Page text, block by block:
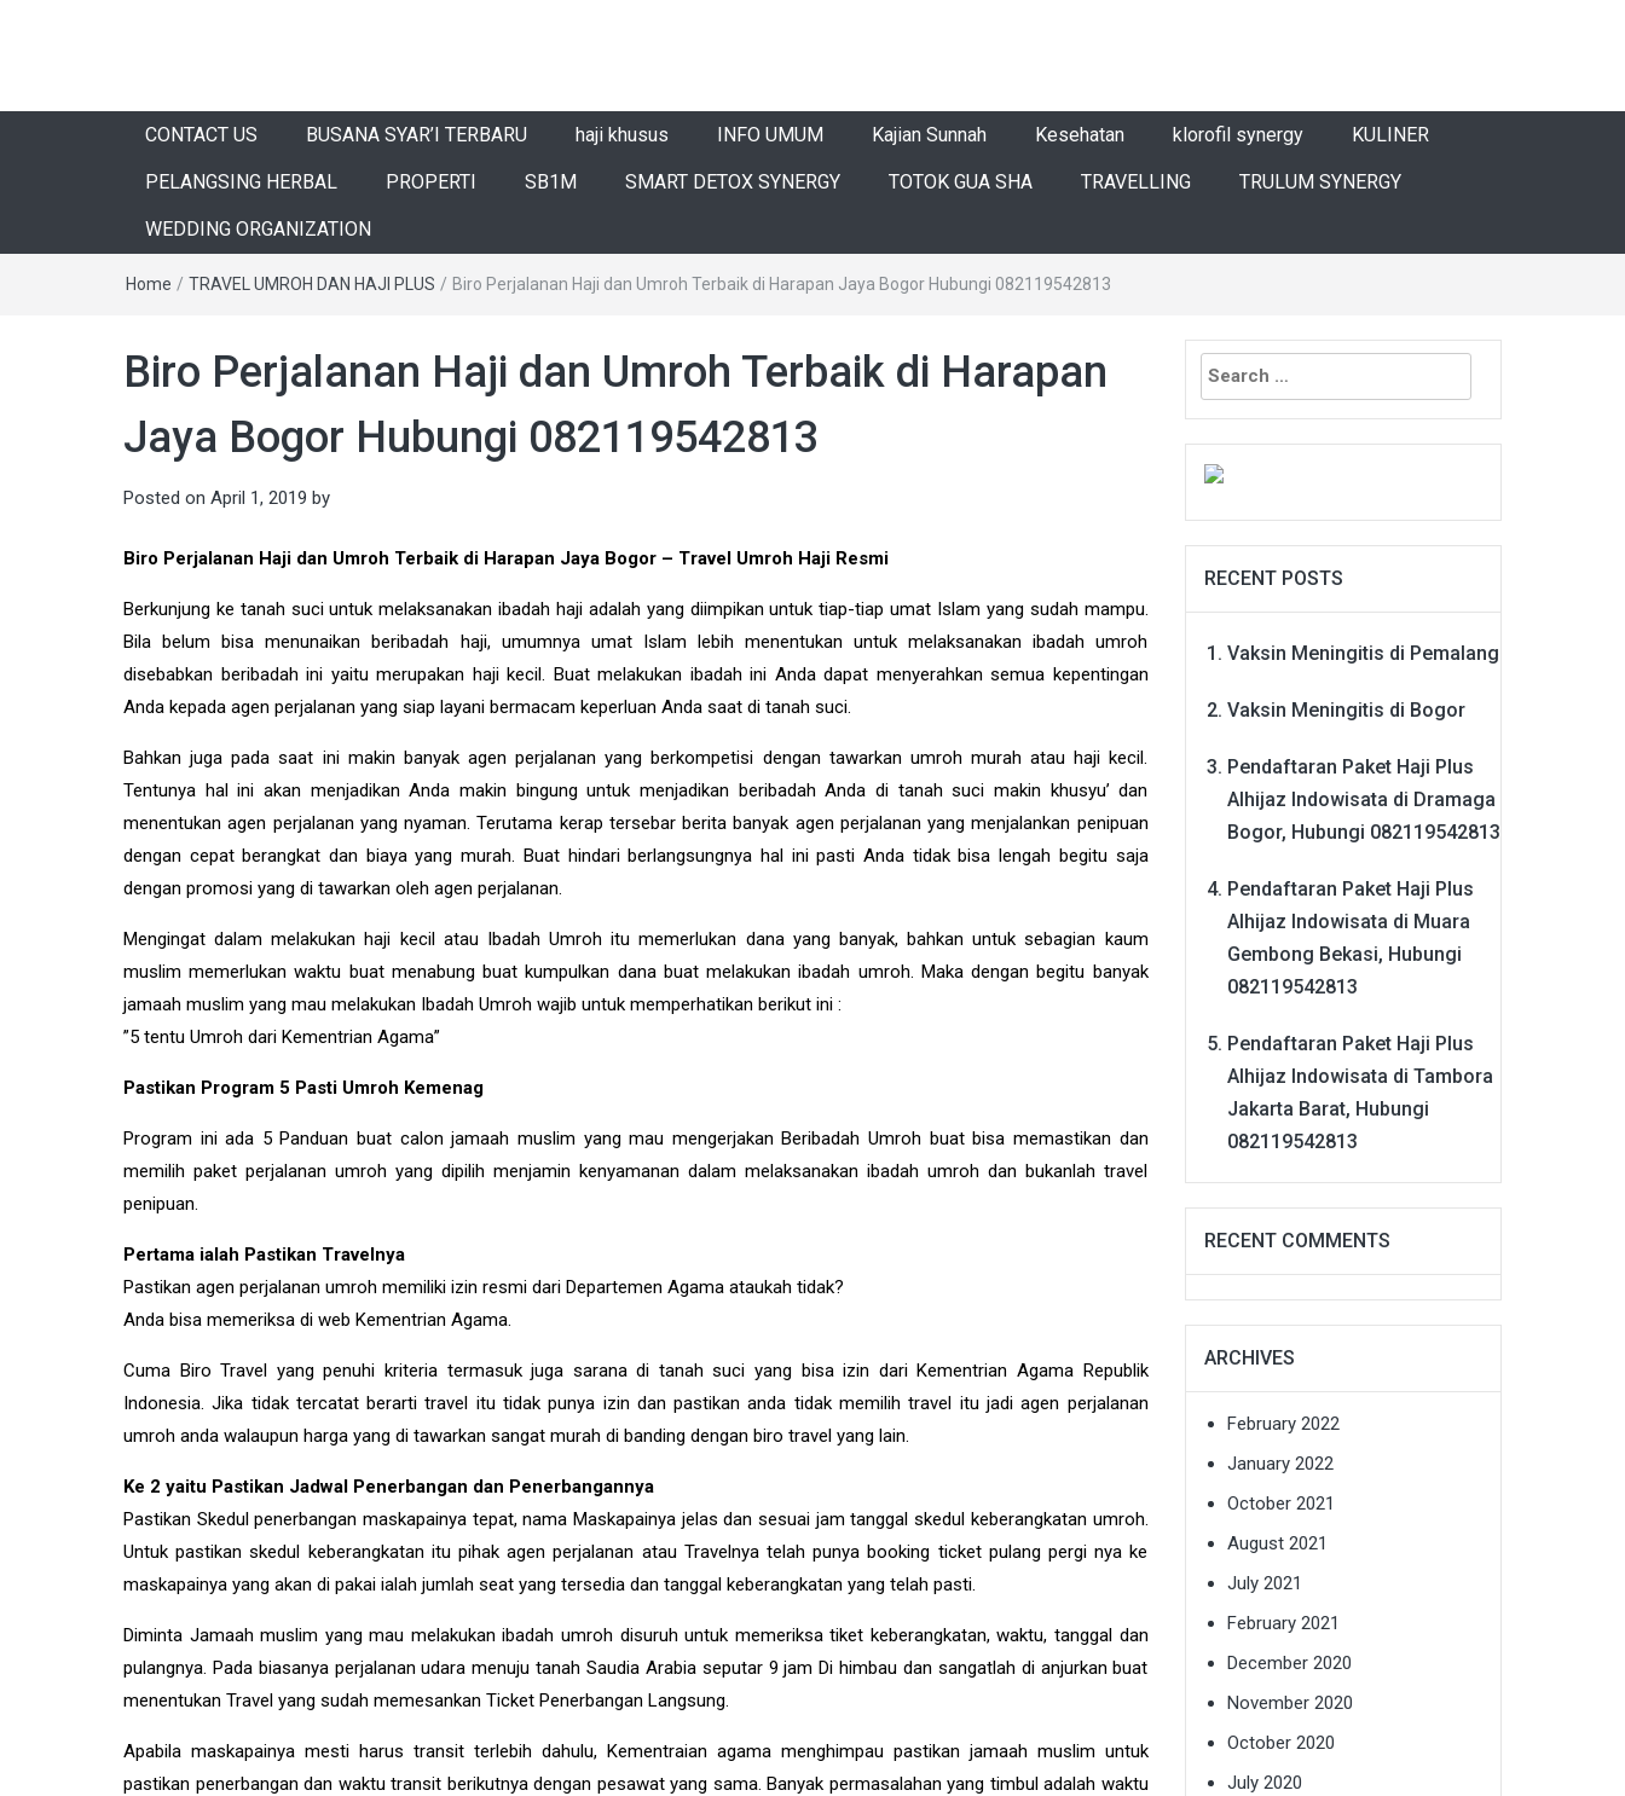
CONTACT US BUSANA SYAR’I TERBARU haji khusus INFO UMUM Kajian Sunnah Kesehatan klorofil synergy KULINER
PELANGSING HERBAL PROPERTI SB1M SMART DETOX SYNERGY TOTOK GUA SHA TRAVELLING TRULUM SYNERGY
WEDDING ORGANIZATION
Home / TRAVEL UMROH DAN HAJI PLUS / Biro Perjalanan Haji dan Umroh Terbaik di Harapan Jaya Bogor Hubungi 082119542813
Biro Perjalanan Haji dan Umroh Terbaik di Harapan
Jaya Bogor Hubungi 082119542813
Posted on April 1, 2019 by
Biro Perjalanan Haji dan Umroh Terbaik di Harapan Jaya Bogor – Travel Umroh Haji Resmi
Berkunjung ke tanah suci untuk melaksanakan ibadah haji adalah yang diimpikan untuk tiap-tiap umat Islam yang sudah mampu.
Bila belum bisa menunaikan beribadah haji, umumnya umat Islam lebih menentukan untuk melaksanakan ibadah umroh
disebabkan beribadah ini yaitu merupakan haji kecil. Buat melakukan ibadah ini Anda dapat menyerahkan semua kepentingan
Anda kepada agen perjalanan yang siap layani bermacam keperluan Anda saat di tanah suci.
Bahkan juga pada saat ini makin banyak agen perjalanan yang berkompetisi dengan tawarkan umroh murah atau haji kecil.
Tentunya hal ini akan menjadikan Anda makin bingung untuk menjadikan beribadah Anda di tanah suci makin khusyu’ dan
menentukan agen perjalanan yang nyaman. Terutama kerap tersebar berita banyak agen perjalanan yang menjalankan penipuan
dengan cepat berangkat dan biaya yang murah. Buat hindari berlangsungnya hal ini pasti Anda tidak bisa lengah begitu saja
dengan promosi yang di tawarkan oleh agen perjalanan.
Mengingat dalam melakukan haji kecil atau Ibadah Umroh itu memerlukan dana yang banyak, bahkan untuk sebagian kaum
muslim memerlukan waktu buat menabung buat kumpulkan dana buat melakukan ibadah umroh. Maka dengan begitu banyak
jamaah muslim yang mau melakukan Ibadah Umroh wajib untuk memperhatikan berikut ini :
”5 tentu Umroh dari Kementrian Agama”
Pastikan Program 5 Pasti Umroh Kemenag
Program ini ada 5 Panduan buat calon jamaah muslim yang mau mengerjakan Beribadah Umroh buat bisa memastikan dan
memilih paket perjalanan umroh yang dipilih menjamin kenyamanan dalam melaksanakan ibadah umroh dan bukanlah travel
penipuan.
Pertama ialah Pastikan Travelnya
Pastikan agen perjalanan umroh memiliki izin resmi dari Departemen Agama ataukah tidak?
Anda bisa memeriksa di web Kementrian Agama.
Cuma Biro Travel yang penuhi kriteria termasuk juga sarana di tanah suci yang bisa izin dari Kementrian Agama Republik
Indonesia. Jika tidak tercatat berarti travel itu tidak punya izin dan pastikan anda tidak memilih travel itu jadi agen perjalanan
umroh anda walaupun harga yang di tawarkan sangat murah di banding dengan biro travel yang lain.
Ke 2 yaitu Pastikan Jadwal Penerbangan dan Penerbangannya
Pastikan Skedul penerbangan maskapainya tepat, nama Maskapainya jelas dan sesuai jam tanggal skedul keberangkatan umroh.
Untuk pastikan skedul keberangkatan itu pihak agen perjalanan atau Travelnya telah punya booking ticket pulang pergi nya ke
maskapainya yang akan di pakai ialah jumlah seat yang tersedia dan tanggal keberangkatan yang telah pasti.
Diminta Jamaah muslim yang mau melakukan ibadah umroh disuruh untuk memeriksa tiket keberangkatan, waktu, tanggal dan
pulangnya. Pada biasanya perjalanan udara menuju tanah Saudia Arabia seputar 9 jam Di himbau dan sangatlah di anjurkan buat
menentukan Travel yang sudah memesankan Ticket Penerbangan Langsung.
Apabila maskapainya mesti harus transit terlebih dahulu, Kementraian agama menghimpau pastikan jamaah muslim untuk
pastikan penerbangan dan waktu transit berikutnya dengan pesawat yang sama. Banyak permasalahan yang timbul adalah waktu
Search
for:
RECENT POSTS
Vaksin Meningitis di Pemalang
Vaksin Meningitis di Bogor
Pendaftaran Paket Haji Plus
Alhijaz Indowisata di Dramaga
Bogor, Hubungi 082119542813
Pendaftaran Paket Haji Plus
Alhijaz Indowisata di Muara
Gembong Bekasi, Hubungi
082119542813
Pendaftaran Paket Haji Plus
Alhijaz Indowisata di Tambora
Jakarta Barat, Hubungi
082119542813
RECENT COMMENTS
ARCHIVES
February 2022
January 2022
October 2021
August 2021
July 2021
February 2021
December 2020
November 2020
October 2020
July 2020